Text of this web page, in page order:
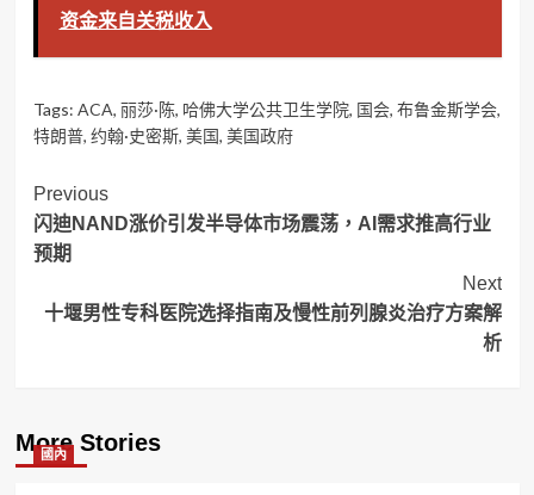
资金来自关税收入
Tags: ACA, 丽莎·陈, 哈佛大学公共卫生学院, 国会, 布鲁金斯学会,
特朗普, 约翰·史密斯, 美国, 美国政府
Post
Navigation
Previous
闪迪NAND涨价引发半导体市场震荡，AI需求推高行业
预期
Next
十堰男性专科医院选择指南及慢性前列腺炎治疗方案解
析
More Stories
國內